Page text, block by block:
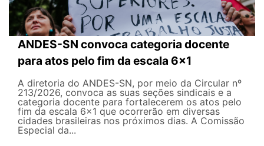
ANDES-SN convoca categoria docente
para atos pelo fim da escala 6x1
A diretoria do ANDES-SN, por meio da Circular nº
213/2026, convoca as suas seções sindicais e a
categoria docente para fortalecerem os atos pelo
fim da escala 6x1 que ocorrerão em diversas
cidades brasileiras nos próximos dias. A Comissão
Especial da...